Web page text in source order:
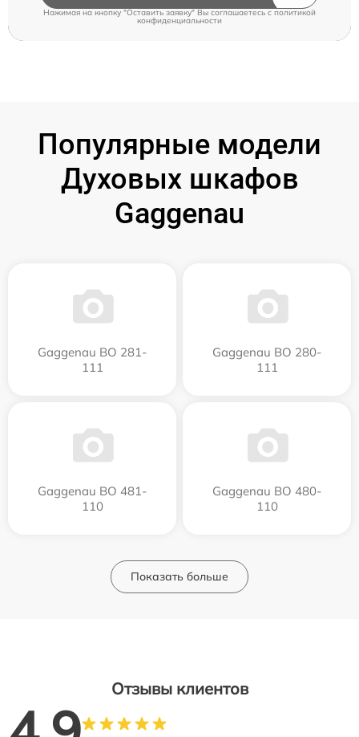
Нажимая на кнопку "Оставить заявку" Вы соглашаетесь cполитикой
конфиденциальности
Популярные модели
Духовых шкафов
Gaggenau
Gaggenau BO 281-
111
Gaggenau BO 280-
111
Gaggenau BO 481-
110
Gaggenau BO 480-
110
Показать больше
Отзывы клиентов